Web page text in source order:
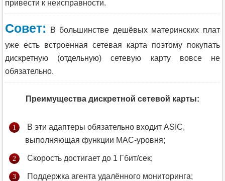
привести к неисправности.
Совет:
В большинстве дешёвых материнских плат
уже есть встроенная сетевая карта поэтому покупать
дискретную (отдельную) сетевую карту вовсе не
обязательно.
Преимущества дискретной сетевой карты:
В эти адаптеры обязательно входит ASIС,
выполняющая функции MAC-уровня;
Скорость достигает до 1 Гбит/сек;
Поддержка агента удалённого мониторинга;